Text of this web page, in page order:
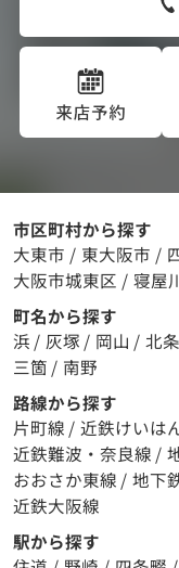
市区町村から探す
大東市 / 東大阪市 /
大阪市城東区 / 寝屋
町名から探す
浜 / 灰塚 / 岡山 / 北条
三箇 / 南野
路線から探す
片町線 / 近鉄けいは
近鉄難波・奈良線 /
おおさか東線 / 地下
近鉄大阪線
駅から探す